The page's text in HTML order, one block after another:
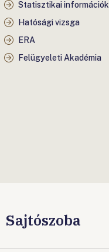
Statisztikai információk
Hatósági vizsga
ERA
Felügyeleti Akadémia
Sajtószoba